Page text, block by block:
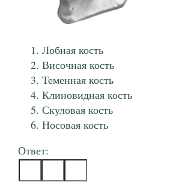
Лобная кость
Височная кость
Теменная кость
Клиновидная кость
Скуловая кость
Носовая кость
Ответ: